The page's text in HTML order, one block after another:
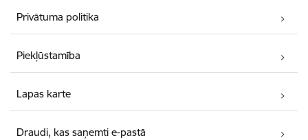
Privātuma politika
Piekļūstamība
Lapas karte
Draudi, kas saņemti e-pastā